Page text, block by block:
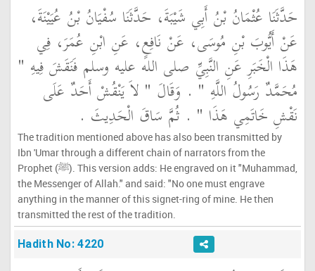
حَدَّثَنَا عُثْمَانُ بْنُ أَبِي شَيْبَةَ، حَدَّثَنَا سُفْيَانُ بْنُ عُيَيْنَةَ،
عَنْ أَيُّوبَ بْنِ مُوسَى، عَنْ نَافِعٍ، عَنِ ابْنِ عُمَرَ، فِي
هَذَا الْخَبَرِ عَنِ النَّبِيِّ صلى الله عليه وسلم فَنَقَشَ فِيهِ ‏"‏
مُحَمَّدٌ رَسُولُ اللَّهِ ‏"‏ ‏.‏ وَقَالَ ‏"‏ لاَ يَنْقُشْ أَحَدٌ عَلَى
نَقْشِ خَاتَمِي هَذَا ‏"‏ ‏.‏ ثُمَّ سَاقَ الْحَدِيثَ ‏.‏
The tradition mentioned above has also been transmitted by
Ibn 'Umar through a different chain of narrators from the
Prophet (ﷺ). This version adds: He engraved on it "Muhammad,
the Messenger of Allah." and said: "No one must engrave
anything in the manner of this signet-ring of mine. He then
transmitted the rest of the tradition.
Hadith No: 4220